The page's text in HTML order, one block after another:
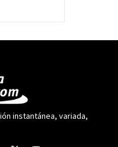
instantánea, variada,